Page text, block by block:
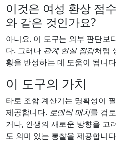
이것은 여성 환상 점
와 같은 것인가요?
아니요. 이 도구는 외부 판단보
다. 그러나 관계 현실 점검처럼
황을 반성하는 데 도움이 됩니
이 도구의 가치
타로 조합 계산기는 명확성이
제공합니다. 로맨틱 매치를 검
거나, 인생의 새로운 방향을 고
도 의미 있는 통찰을 제공합니